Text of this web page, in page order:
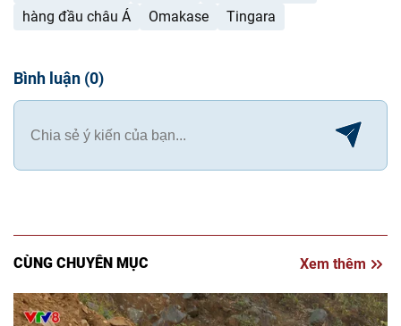
hàng đầu châu Á
Omakase Tingara
Bình luận (0)
CÙNG CHUYÊN MỤC Xem thêm